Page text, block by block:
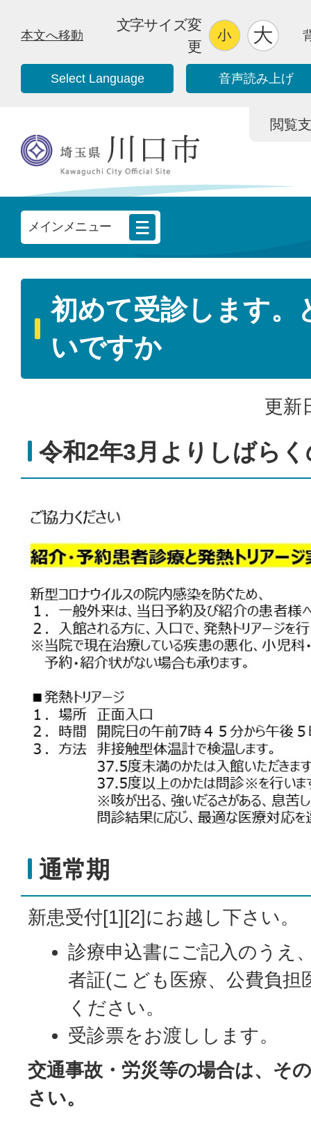
本文へ移動
文字サイズ変
更
Select Language 音声読み上げ
閲覧
メインメニュー
初めて受診します。
いですか
更新
令和2年3月よりしばら
通常期
新患受付[1][2]にお越し下さい。
診療申込書にご記入のうえ
者証(こども医療、公費負担
ください。
受診票をお渡しします。
交通事故・労災等の場合は、そ
さい。